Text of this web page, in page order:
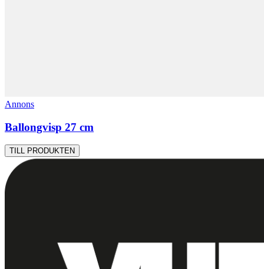
Annons
Ballongvisp 27 cm
TILL PRODUKTEN